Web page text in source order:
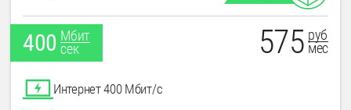
400 Мбит
сек
575 руб
мес
Интернет 400 Мбит/с